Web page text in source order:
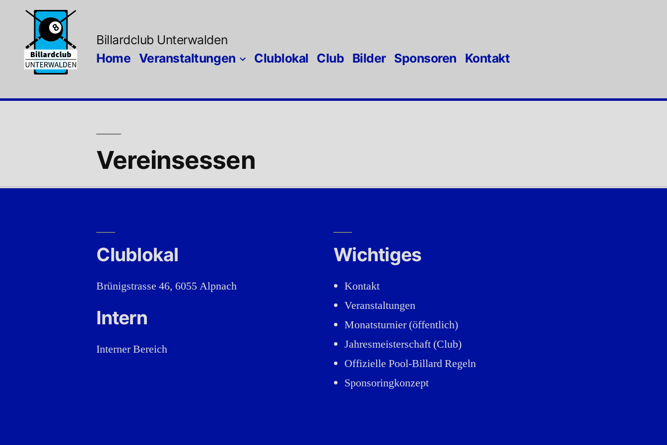
springen
Billardclub Unterwalden
Home Veranstaltungen Clublokal Club Bilder Sponsoren Kontakt
Vereinsessen
Clublokal
Brünigstrasse 46, 6055 Alpnach
Intern
Interner Bereich
Wichtiges
Kontakt
Veranstaltungen
Monatsturnier (öffentlich)
Jahresmeisterschaft (Club)
Offizielle Pool-Billard Regeln
Sponsoringkonzept